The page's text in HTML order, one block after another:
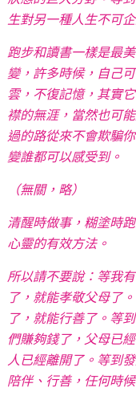
生對另一種人生不可
跑步和讀書一樣是最
變，許多時候，自己
雲，不復記憶，其實
襟的無涯，當然也可
過的路從來不會欺騙
變誰都可以感受到。
（無關，略）
清醒時做事，糊塗時
心靈的有效方法。
所以請不要說：等我
了，就能孝敬父母了
了，就能行善了。等
們賺夠錢了，父母已
人已經離開了。等到
陪伴、行善，任何時